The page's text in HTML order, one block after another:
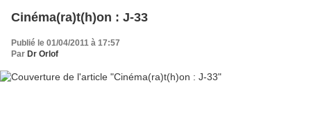
Cinéma(ra)t(h)on : J-33
Publié le 01/04/2011 à 17:57
Par Dr Orlof